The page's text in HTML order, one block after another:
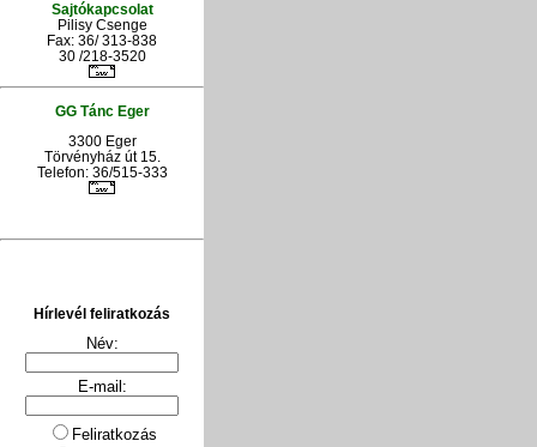
Sajtókapcsolat
Pilisy Csenge
Fax: 36/ 313-838
30 /218-3520
GG Tánc Eger
3300 Eger
Törvényház út 15.
Telefon: 36/515-333
Hírlevél feliratkozás
Név:
E-mail:
Feliratkozás